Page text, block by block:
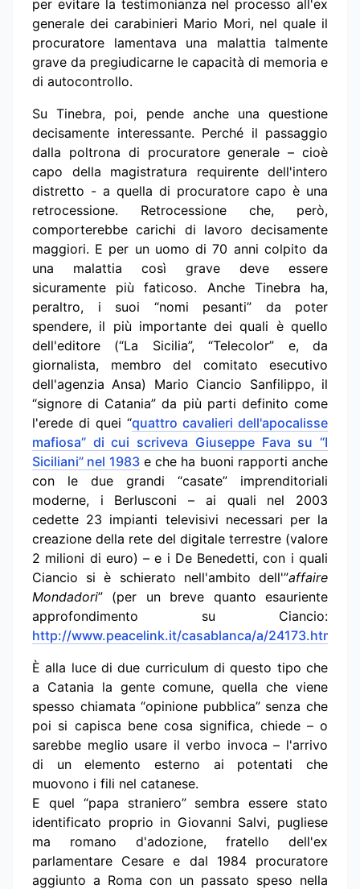
per evitare la testimonianza nel processo all'ex
generale dei carabinieri Mario Mori, nel quale il
procuratore lamentava una malattia talmente
grave da pregiudicarne le capacità di memoria e
di autocontrollo.
Su Tinebra, poi, pende anche una questione
decisamente interessante. Perché il passaggio
dalla poltrona di procuratore generale – cioè
capo della magistratura requirente dell'intero
distretto - a quella di procuratore capo è una
retrocessione. Retrocessione che, però,
comporterebbe carichi di lavoro decisamente
maggiori. E per un uomo di 70 anni colpito da
una malattia così grave deve essere
sicuramente più faticoso. Anche Tinebra ha,
peraltro, i suoi “nomi pesanti” da poter
spendere, il più importante dei quali è quello
dell'editore (“La Sicilia”, “Telecolor” e, da
giornalista, membro del comitato esecutivo
dell'agenzia Ansa) Mario Ciancio Sanfilippo, il
“signore di Catania” da più parti definito come
l'erede di quei “quattro cavalieri dell'apocalisse
mafiosa” di cui scriveva Giuseppe Fava su “I
Siciliani” nel 1983e che ha buoni rapporti anche
con le due grandi “casate” imprenditoriali
moderne, i Berlusconi – ai quali nel 2003
cedette 23 impianti televisivi necessari per la
creazione della rete del digitale terrestre (valore
2 milioni di euro) – e i De Benedetti, con i quali
Ciancio si è schierato nell'ambito dell'”affaire
Mondadori” (per un breve quanto esauriente
approfondimento su Ciancio:
http://www.peacelink.it/casablanca/a/24173.html
È alla luce di due curriculum di questo tipo che
a Catania la gente comune, quella che viene
spesso chiamata “opinione pubblica” senza che
poi si capisca bene cosa significa, chiede – o
sarebbe meglio usare il verbo invoca – l'arrivo
di un elemento esterno ai potentati che
muovono i fili nel catanese.
E quel “papa straniero” sembra essere stato
identificato proprio in Giovanni Salvi, pugliese
ma romano d'adozione, fratello dell'ex
parlamentare Cesare e dal 1984 procuratore
aggiunto a Roma con un passato speso nella